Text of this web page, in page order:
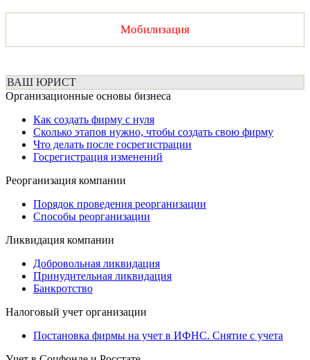
Мобилизация
ВАШ ЮРИСТ
Организационные основы бизнеса
Как создать фирму с нуля
Сколько этапов нужно, чтобы создать свою фирму
Что делать после госрегистрации
Госрегистрация изменений
Реорганизация компании
Порядок проведения реорганизации
Способы реорганизации
Ликвидация компании
Добровольная ликвидация
Принудительная ликвидация
Банкротство
Налоговый учет организации
Постановка фирмы на учет в ИФНС. Снятие с учета